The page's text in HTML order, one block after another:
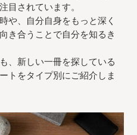
目されています。
や、自分自身をもっと深く
き合うことで自分を知るき
、新しい一冊を探している
トをタイプ別にご紹介しま